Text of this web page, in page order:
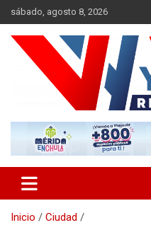
Saltar
al
contenido
sábado, agosto 8, 2026
Vector
Inicio
Ciudad